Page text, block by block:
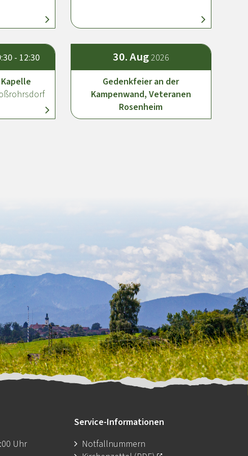
- 12:30
30.Aug2026
Gedenkfeier an der
Kampenwand, Veteranen
Rosenheim
Uhr
Service-Informationen
Notfallnummern